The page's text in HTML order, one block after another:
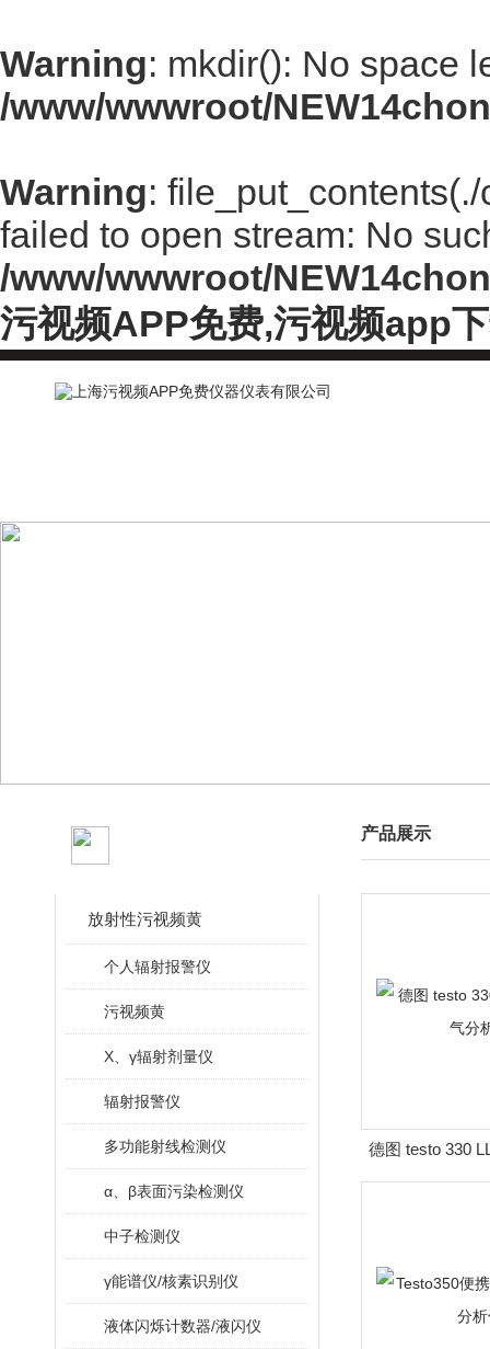
Warning: mkdir(): No space
/www/wwwroot/
Warning:
failed to open stream: No
/www/wwwroot/
污视频APP免费,污视频app
放射性污视频黄
个人辐射报警仪
污视频黄
X、γ辐射剂量仪
辐射报警仪
多功能射线检测仪
α、β表面污染检测仪
中子检测仪
γ能谱仪/核素识别仪
液体闪烁计数器/液闪仪
产品展示
德图 testo 330
析